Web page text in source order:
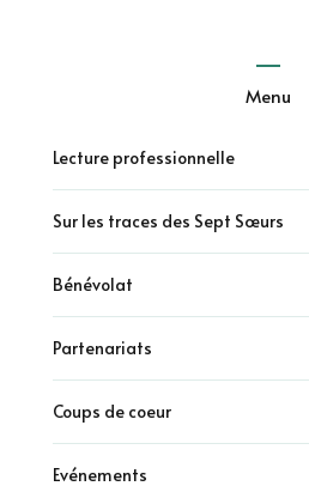
Menu
Lecture professionnelle
Sur les traces des Sept Sœurs
Bénévolat
Partenariats
Coups de coeur
Evénements